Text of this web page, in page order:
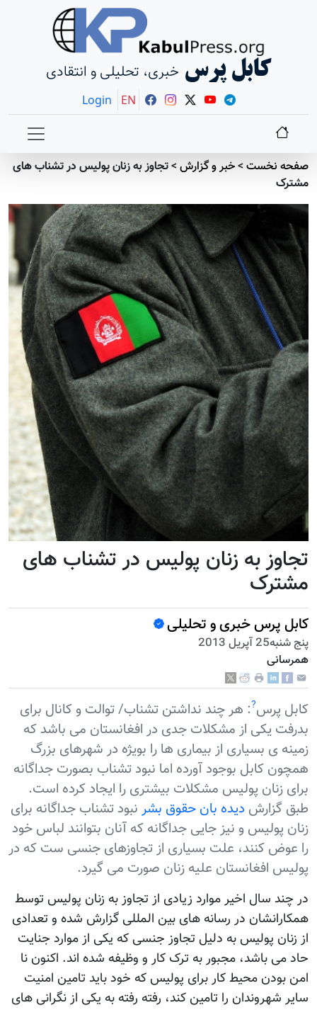
کابل پرس خبری، تحلیلی و انتقادی
Login EN
صفحه نخست>خبر و گزارش>تجاوز به زنان پولیس در تشناب های
مشترک
تجاوز به زنان پولیس در تشناب های
مشترک
کابل پرس خبری و تحلیلی
پنج شنبه25 آپریل 2013
همرسانی
کابل پرس?: هر چند نداشتن تشناب/ توالت و کانال برای
بدرفت یکی از مشکلات جدی در افغانستان می باشد که
زمینه ی بسیاری از بیماری ها را بويژه در شهرهای بزرگ
همچون کابل بوجود آورده اما نبود تشناب بصورت جداگانه
برای زنان پولیس مشکلات بیشتری را ایجاد کرده است.
طبق گزارش دیده بان حقوق بشر نبود تشناب جداگانه برای
زنان پولیس و نیز جایی جداگانه که آنان بتوانند لباس خود
را عوض کنند، علت بسیاری از تجاوزهای جنسی ست که در
پولیس افغانستان علیه زنان صورت می گیرد.
در چند سال اخیر موارد زیادی از تجاوز به زنان پولیس توسط
همکارانشان در رسانه های بین المللی گزارش شده و تعدادی
از زنان پولیس به دلیل تجاوز جنسی که یکی از موارد جنایت
حاد می باشد، مجبور به ترک کار و وظیفه شده اند. اکنون نا
امن بودن محیط کار برای پولیس که خود باید تامین امنیت
سایر شهروندان را تامین کند، رفته رفته به یکی از نگرانی های